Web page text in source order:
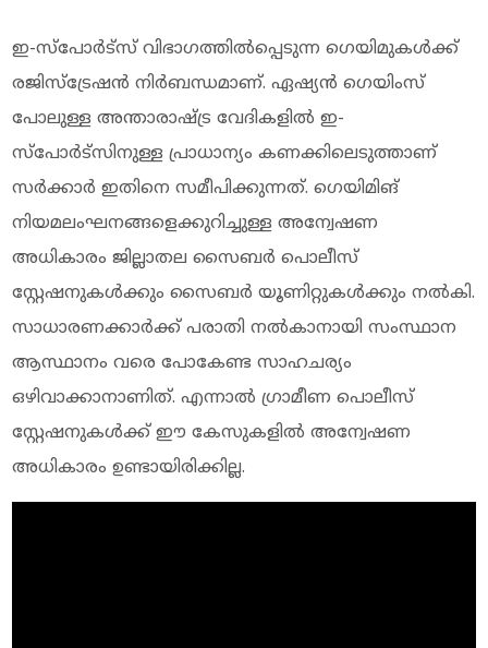
ഇ-സ്പോര്‍ട്സ് വിഭാഗത്തില്‍പ്പെടുന്ന ഗെയിമുകള്‍ക്ക്
രജിസ്‌ട്രേഷന്‍ നിര്‍ബന്ധമാണ്. ഏഷ്യന്‍ ഗെയിംസ്
പോലുള്ള അന്താരാഷ്ട്ര വേദികളില്‍ ഇ-
സ്പോര്‍ട്സിനുള്ള പ്രാധാന്യം കണക്കിലെടുത്താണ്
സര്‍ക്കാര്‍ ഇതിനെ സമീപിക്കുന്നത്. ഗെയിമിങ്
നിയമലംഘനങ്ങളെക്കുറിച്ചുള്ള അന്വേഷണ
അധികാരം ജില്ലാതല സൈബര്‍ പൊലീസ്
സ്റ്റേഷനുകള്‍ക്കും സൈബര്‍ യൂണിറ്റുകള്‍ക്കും നല്‍കി.
സാധാരണക്കാര്‍ക്ക് പരാതി നല്‍കാനായി സംസ്ഥാന
ആസ്ഥാനം വരെ പോകേണ്ട സാഹചര്യം
ഒഴിവാക്കാനാണിത്. എന്നാല്‍ ഗ്രാമീണ പൊലീസ്
സ്റ്റേഷനുകള്‍ക്ക് ഈ കേസുകളില്‍ അന്വേഷണ
അധികാരം ഉണ്ടായിരിക്കില്ല.